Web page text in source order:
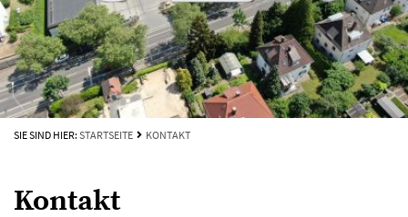
SIE SIND HIER: STARTSEITE KONTAKT
Kontakt